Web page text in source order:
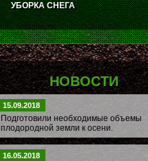
УБОРКА СНЕГА
НОВОСТИ
15.09.2018
Подготовили необходимые объемы
плодородной земли к осени.
16.05.2018